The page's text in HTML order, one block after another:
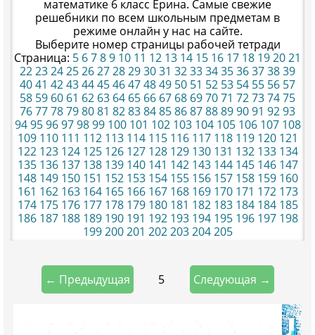
математике 6 класс Ерина. Самые свежие
решебники по всем школьным предметам в
режиме онлайн у нас на сайте.
Выберите номер страницы рабочей тетради
Страница: 5 6789 10 11 12 13 14 15 16 17 18 192021
22232425262728293031 3233343536373839
4041 4243444546474849 50 51 52 53 54 55 56 57
58 59 60 61 62 63 64 65 66 67 68 697071 72737475
767778798081 82838485868788899091 9293
949596979899100101 102103104105106107108
109110111 112113114115116117118119120121
122123124125126127128129130131 132133134
135136137138139140141 142143144145146147
148149150151 152153154155156157158159160
161 162163164165166167168169170171 172173
174175176177178179180181 182183184184185
186187188189190191 192193194195196197198
199200201 202203204205
← Предыдущая 5 Следующая →